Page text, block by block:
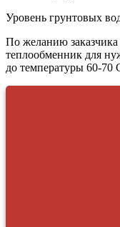
Уровень грунтовых
По желанию заказчика
теплообменник для
до температуры 60-70